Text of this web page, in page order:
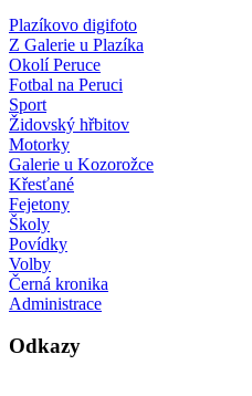
Plazíkovo digifoto
Z Galerie u Plazíka
Okolí Peruce
Fotbal na Peruci
Sport
Židovský hřbitov
Motorky
Galerie u Kozorožce
Křesťané
Fejetony
Školy
Povídky
Volby
Černá kronika
Administrace
Odkazy